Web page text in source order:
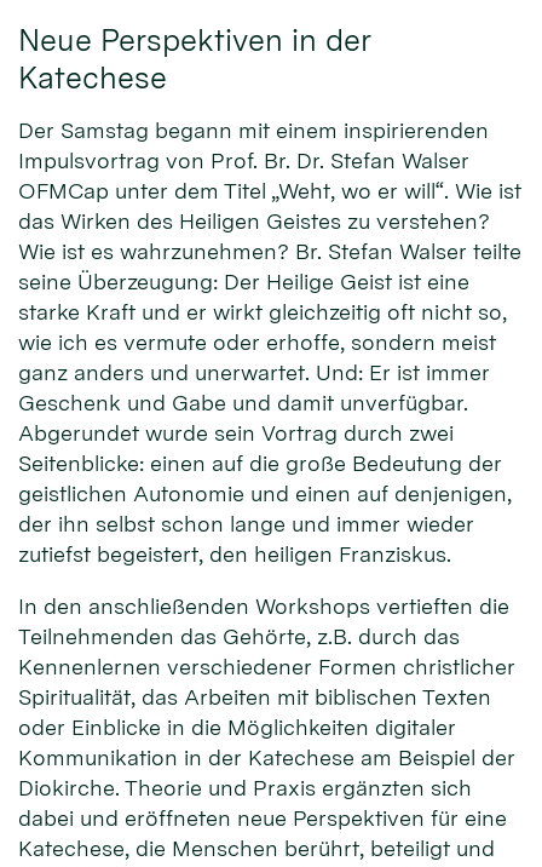
Neue Perspektiven in der
Katechese
Der Samstag begann mit einem inspirierenden
Impulsvortrag von Prof. Br. Dr. Stefan Walser
OFMCap unter dem Titel „Weht, wo er will“. Wie ist
das Wirken des Heiligen Geistes zu verstehen?
Wie ist es wahrzunehmen? Br. Stefan Walser teilte
seine Überzeugung: Der Heilige Geist ist eine
starke Kraft und er wirkt gleichzeitig oft nicht so,
wie ich es vermute oder erhoffe, sondern meist
ganz anders und unerwartet. Und: Er ist immer
Geschenk und Gabe und damit unverfügbar.
Abgerundet wurde sein Vortrag durch zwei
Seitenblicke: einen auf die große Bedeutung der
geistlichen Autonomie und einen auf denjenigen,
der ihn selbst schon lange und immer wieder
zutiefst begeistert, den heiligen Franziskus.
In den anschließenden Workshops vertieften die
Teilnehmenden das Gehörte, z.B. durch das
Kennenlernen verschiedener Formen christlicher
Spiritualität, das Arbeiten mit biblischen Texten
oder Einblicke in die Möglichkeiten digitaler
Kommunikation in der Katechese am Beispiel der
Diokirche. Theorie und Praxis ergänzten sich
dabei und eröffneten neue Perspektiven für eine
Katechese, die Menschen berührt, beteiligt und